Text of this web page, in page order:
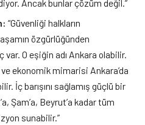
Ancak bunlar çözüm değil.”
“Güvenliği halkların
özgürlüğünden
var. O eşiğin adı Ankara olabilir.
ekonomik mimarisi Ankara’da
İç barışını sağlamış güçlü bir
Şam’a, Beyrut’a kadar tüm
sunabilir.”